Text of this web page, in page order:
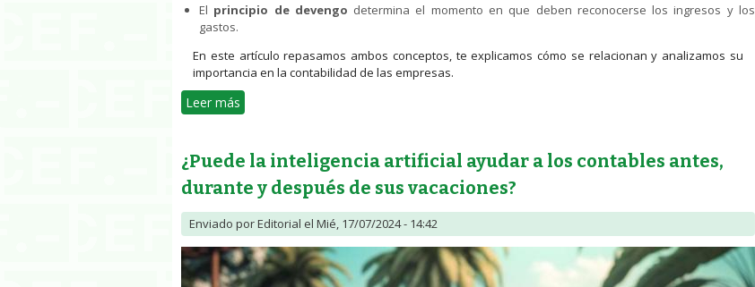
El principio de devengo determina el momento en que deben reconocerse los ingresos y los
gastos.
En este artículo repasamos ambos conceptos, te explicamos cómo se relacionan y analizamos su
importancia en la contabilidad de las empresas.
Leer más
¿Puede la inteligencia artificial ayudar a los contables antes,
durante y después de sus vacaciones?
Enviado porEditorial el Mié, 17/07/2024 - 14:42